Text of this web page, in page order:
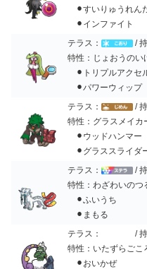
⚫︎すいりゅうれん
⚫︎インファイト
テラス：
/
特性：じょおうのい
⚫︎トリプルアクセ
⚫︎パワーウィッ
テラス：
/
特性：グラスメイカ
⚫︎ウッドハンマ
⚫︎グラススライダ
テラス：
/
特性：わざわいのつ
⚫︎ふいうち
⚫︎まもる ⚫︎
テラス：
/
特性：いたずらごこ
⚫︎おいかぜ